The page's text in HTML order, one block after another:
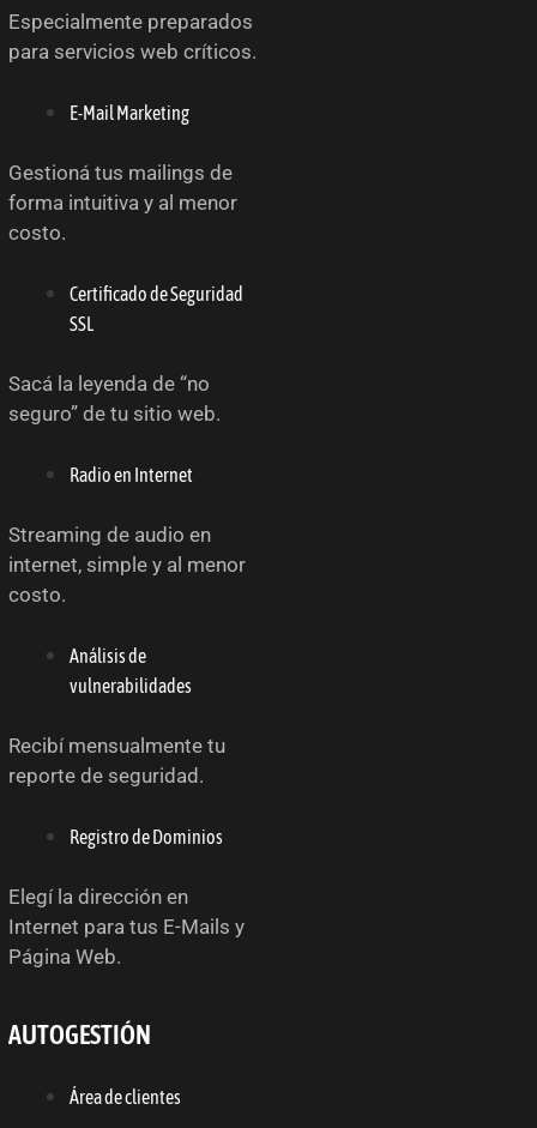
Especialmente preparados
para servicios web críticos.
E-Mail Marketing
Gestioná tus mailings de
forma intuitiva y al menor
costo.
Certificado de Seguridad
SSL
Sacá la leyenda de “no
seguro” de tu sitio web.
Radio en Internet
Streaming de audio en
internet, simple y al menor
costo.
Análisis de
vulnerabilidades
Recibí mensualmente tu
reporte de seguridad.
Registro de Dominios
Elegí la dirección en
Internet para tus E-Mails y
Página Web.
AUTOGESTIÓN
Área de clientes